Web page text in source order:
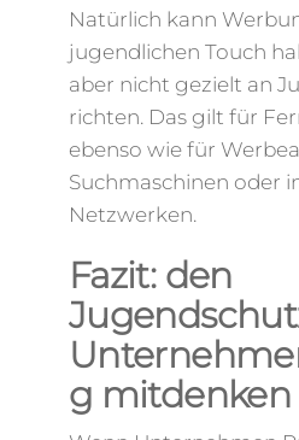
Natürlich kann
jugendlichen Touch
aber nicht gezielt an
richten. Das gilt für
ebenso wie für
Suchmaschinen oder
Netzwerken.
Fazit: den
g mitdenken